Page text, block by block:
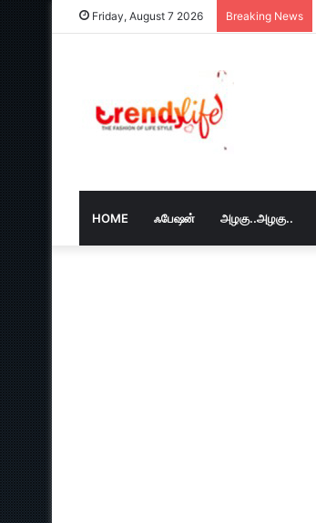
Friday, August 7 2026 Breaking News
HOME ஃபேஷன் அழகு..அழகு..